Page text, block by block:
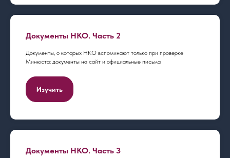
Документы НКО. Часть 2
Документы, о которых НКО вспоминают только при проверке
Минюста: документы на сайт и официальные письма
Изучить
Документы НКО. Часть 3